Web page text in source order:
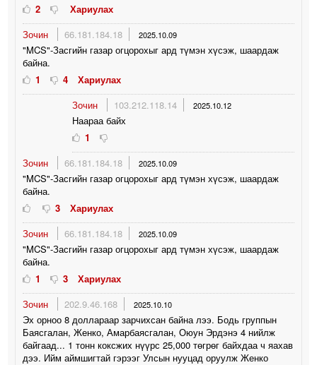
2
Хариулах
Зочин
66.181.184.18 2025.10.09
"MCS"-Засгийн газар огцорохыг ард түмэн хүсэж, шаардаж
байна.
1
4
Хариулах
Зочин
103.212.118.14 2025.10.12
Наараа байх
1
Зочин
66.181.184.18 2025.10.09
"MCS"-Засгийн газар огцорохыг ард түмэн хүсэж, шаардаж
байна.
3
Хариулах
Зочин
66.181.184.18 2025.10.09
"MCS"-Засгийн газар огцорохыг ард түмэн хүсэж, шаардаж
байна.
1
3
Хариулах
Зочин
202.9.46.168 2025.10.10
Эх орноо 8 доллараар зарчихсан байна лээ. Бодь группын
Баясгалан, Женко, Амарбаясгалан, Оюун Эрдэнэ 4 нийлж
байгаад... 1 тонн коксжих нүүрс 25,000 төгрөг байхдаа ч яахав
дээ. Ийм аймшигтай гэрээг Улсын нууцад оруулж Женко